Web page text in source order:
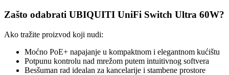
Zašto odabrati UBIQUITI UniFi Switch Ultra 60W?
Ako tražite proizvod koji nudi:
Moćno PoE+ napajanje u kompaktnom i elegantnom kućištu
Potpunu kontrolu nad mrežom putem intuitivnog softvera
Besšuman rad idealan za kancelarije i stambene prostore